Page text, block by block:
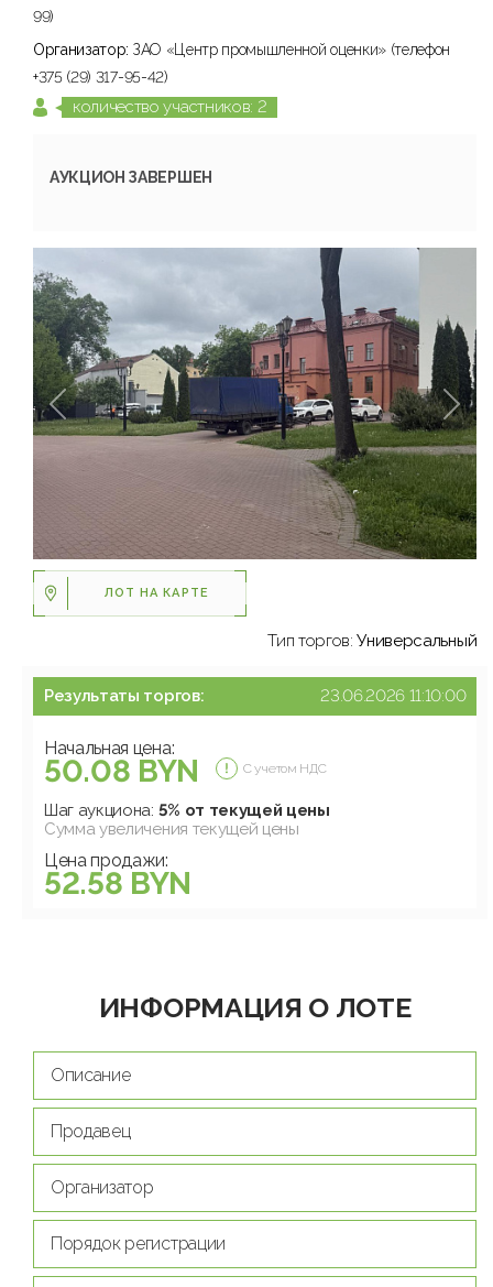
ЛОТ НА КАРТЕ
99)
Организатор: ЗАО «Центр промышленной оценки» (телефон
+375 (29) 317-95-42)
количество участников: 2
АУКЦИОН ЗАВЕРШЕН
Тип торгов:Универсальный
Результаты торгов: 23.06.2026 11:10:00
Начальная цена:
50.08 BYN С учетом НДС
Шаг аукциона: 5% от текущей цены
Сумма увеличения текущей цены
Цена продажи:
52.58 BYN
ИНФОРМАЦИЯ О ЛОТЕ
Описание
Продавец
Организатор
Порядок регистрации